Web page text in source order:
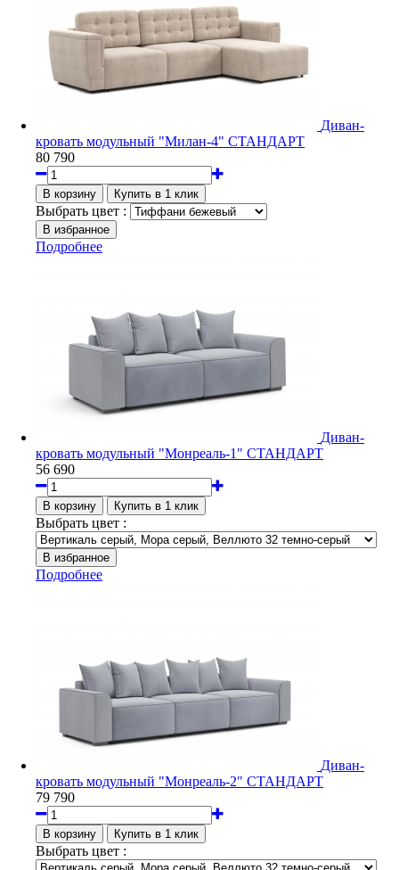
Диван-
кровать модульный "Милан-4" СТАНДАРТ
80 790
Выбрать цвет :
Подробнее
Диван-
кровать модульный "Монреаль-1" СТАНДАРТ
56 690
Выбрать цвет :
Подробнее
Диван-
кровать модульный "Монреаль-2" СТАНДАРТ
79 790
Выбрать цвет :